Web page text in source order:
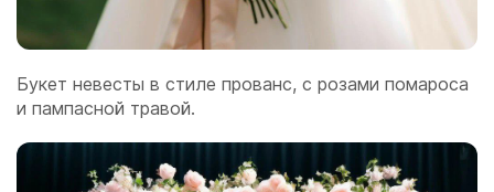
Букет невесты в стиле прованс, с розами помароса
и пампасной травой.